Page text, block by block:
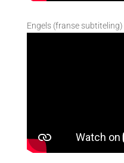
Engels (franse subtiteling)